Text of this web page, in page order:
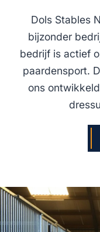
Dols Stables
bijzonder
bedrijf is actief
paardensport.
ons